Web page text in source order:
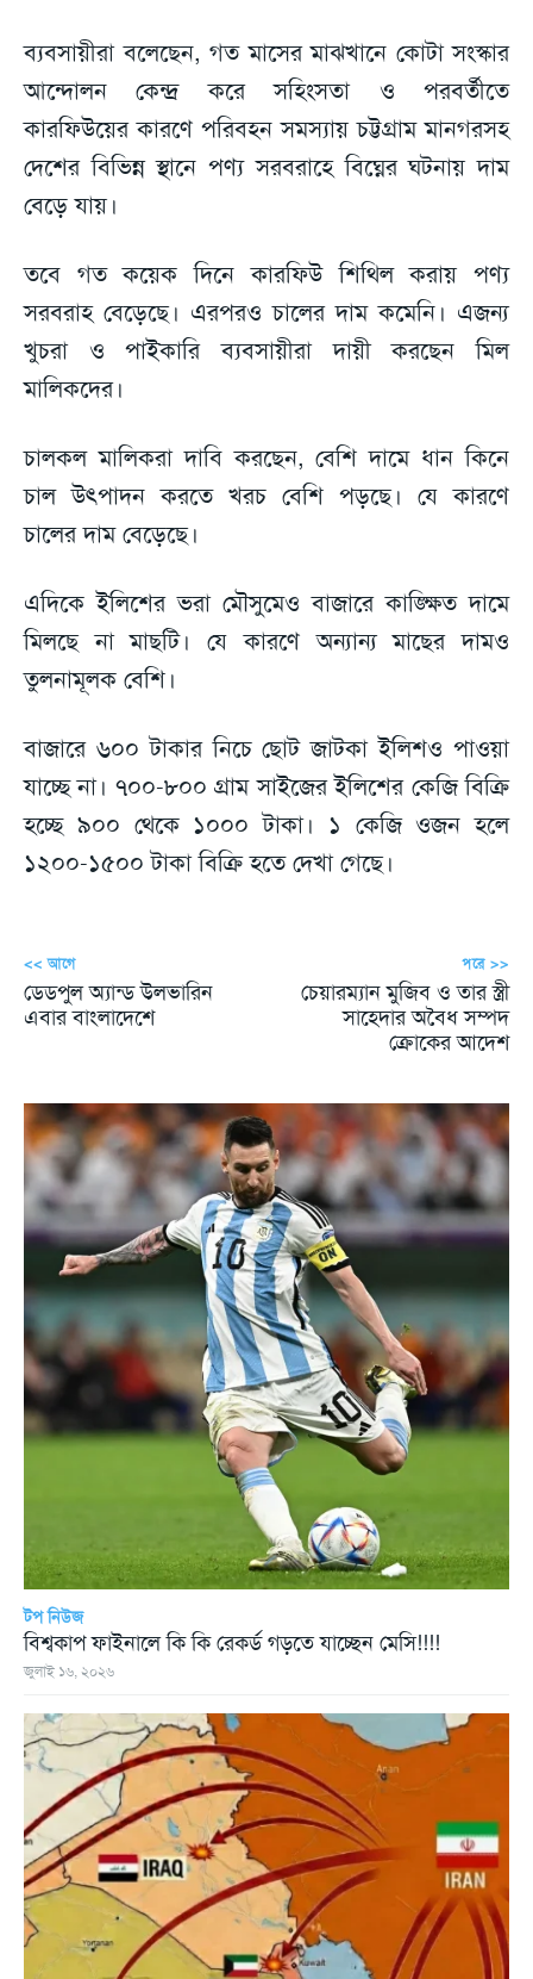
ব্যবসায়ীরা বলেছেন, গত মাসের মাঝখানে কোটা সংস্কার
আন্দোলন কেন্দ্র করে সহিংসতা ও পরবর্তীতে
কারফিউয়ের কারণে পরিবহন সমস্যায় চট্টগ্রাম মানগরসহ
দেশের বিভিন্ন স্থানে পণ্য সরবরাহে বিঘ্নের ঘটনায় দাম
বেড়ে যায়।
তবে গত কয়েক দিনে কারফিউ শিথিল করায় পণ্য
সরবরাহ বেড়েছে। এরপরও চালের দাম কমেনি। এজন্য
খুচরা ও পাইকারি ব্যবসায়ীরা দায়ী করছেন মিল
মালিকদের।
চালকল মালিকরা দাবি করছেন, বেশি দামে ধান কিনে
চাল উৎপাদন করতে খরচ বেশি পড়ছে। যে কারণে
চালের দাম বেড়েছে।
এদিকে ইলিশের ভরা মৌসুমেও বাজারে কাঙ্ক্ষিত দামে
মিলছে না মাছটি। যে কারণে অন্যান্য মাছের দামও
তুলনামূলক বেশি।
বাজারে ৬০০ টাকার নিচে ছোট জাটকা ইলিশও পাওয়া
যাচ্ছে না। ৭০০-৮০০ গ্রাম সাইজের ইলিশের কেজি বিক্রি
হচ্ছে ৯০০ থেকে ১০০০ টাকা। ১ কেজি ওজন হলে
১২০০-১৫০০ টাকা বিক্রি হতে দেখা গেছে।
<< আগে
ডেডপুল অ্যান্ড উলভারিন
এবার বাংলাদেশে
পরে >>
চেয়ারম্যান মুজিব ও তার স্ত্রী
সাহেদার অবৈধ সম্পদ
ক্রোকের আদেশ
টপ নিউজ
বিশ্বকাপ ফাইনালে কি কি রেকর্ড গড়তে যাচ্ছেন মেসি!!!!
জুলাই ১৬, ২০২৬